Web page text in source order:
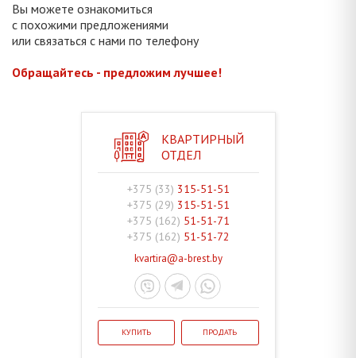
Вы можете ознакомиться
с похожими предложениями
или связаться с нами по телефону
Обращайтесь - предложим лучшее!
КВАРТИРНЫЙ
ОТДЕЛ
+375 (33) 315-51-51
+375 (29) 315-51-51
+375 (162) 51-51-71
+375 (162) 51-51-72
kvartira@a-brest.by
КУПИТЬ ПРОДАТЬ